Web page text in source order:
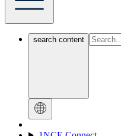
search content